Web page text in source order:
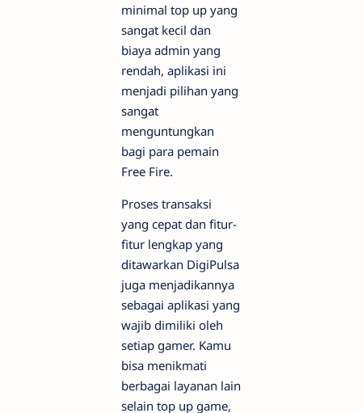
minimal top up yang
sangat kecil dan
biaya admin yang
rendah, aplikasi ini
menjadi pilihan yang
sangat
menguntungkan
bagi para pemain
Free Fire.
Proses transaksi
yang cepat dan fitur-
fitur lengkap yang
ditawarkan DigiPulsa
juga menjadikannya
sebagai aplikasi yang
wajib dimiliki oleh
setiap gamer. Kamu
bisa menikmati
berbagai layanan lain
selain top up game,